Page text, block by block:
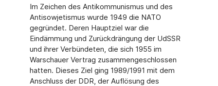
Im Zeichen des Antikommunismus und des
Antisowjetismus wurde 1949 die NATO
gegründet. Deren Hauptziel war die
Eindämmung und Zurückdrängung der UdSSR
und ihrer Verbündeten, die sich 1955 im
Warschauer Vertrag zusammengeschlossen
hatten. Dieses Ziel ging 1989/1991 mit dem
Anschluss der DDR, der Auflösung des